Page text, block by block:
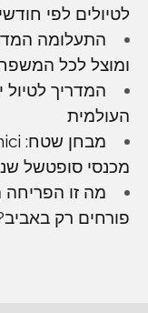
לטיולים לפי
התעלומה
ומוצל לכל
המדריך לטיול
העולמית
מכנסי סופטשל
מה זו הפריחה
פורחים רק